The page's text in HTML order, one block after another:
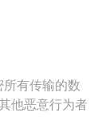
有传输的数
他恶意行为者